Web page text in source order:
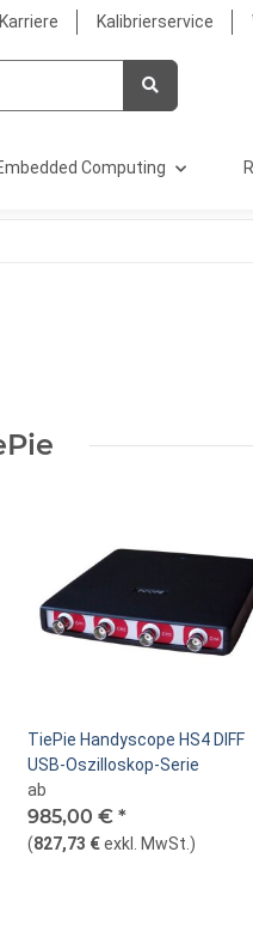
Kalibrierservice
Computing
TiePie Handyscope HS4 DIFF
USB-Oszilloskop-Serie
ab
985,00 € *
(827,73 €exkl. MwSt. )